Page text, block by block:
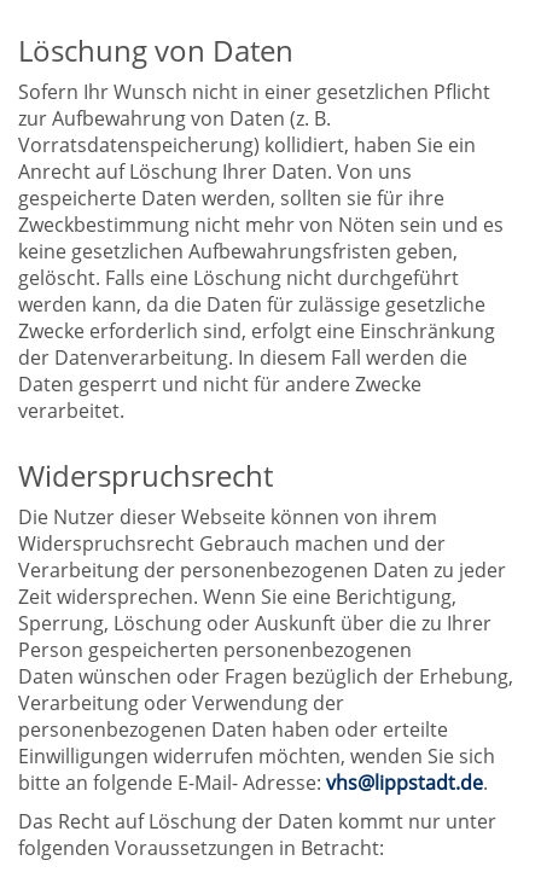
Löschung von Daten
Sofern Ihr Wunsch nicht in einer gesetzlichen Pflicht
zur Aufbewahrung von Daten (z. B.
Vorratsdatenspeicherung) kollidiert, haben Sie ein
Anrecht auf Löschung Ihrer Daten. Von uns
gespeicherte Daten werden, sollten sie für ihre
Zweckbestimmung nicht mehr von Nöten sein und es
keine gesetzlichen Aufbewahrungsfristen geben,
gelöscht. Falls eine Löschung nicht durchgeführt
werden kann, da die Daten für zulässige gesetzliche
Zwecke erforderlich sind, erfolgt eine Einschränkung
der Datenverarbeitung. In diesem Fall werden die
Daten gesperrt und nicht für andere Zwecke
verarbeitet.
Widerspruchsrecht
Die Nutzer dieser Webseite können von ihrem
Widerspruchsrecht Gebrauch machen und der
Verarbeitung der personenbezogenen Daten zu jeder
Zeit widersprechen. Wenn Sie eine Berichtigung,
Sperrung, Löschung oder Auskunft über die zu Ihrer
Person gespeicherten personenbezogenen
Daten wünschen oder Fragen bezüglich der Erhebung,
Verarbeitung oder Verwendung der
personenbezogenen Daten haben oder erteilte
Einwilligungen widerrufen möchten, wenden Sie sich
bitte an folgende E-Mail- Adresse: vhs@lippstadt.de.
Das Recht auf Löschung der Daten kommt nur unter
folgenden Voraussetzungen in Betracht: